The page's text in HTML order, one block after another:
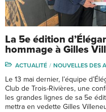
La 5e édition
hommage à Gilles
ACTUALITÉ NOUVELLES DES
Le 13 mai dernier, l’équipe
Club de Trois-Rivières, une
les grandes lignes de sa 5e
mettra en vedette Gilles